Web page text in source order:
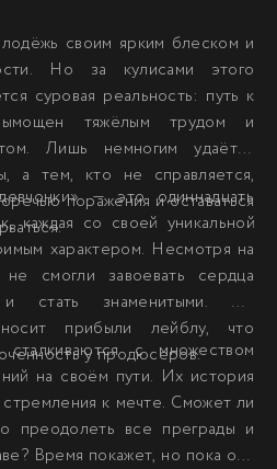
своим ярким блеском и
Но за кулисами этого
суровая реальность: путь к
тяжёлым трудом и
Лишь немногим удаётся
а тем, кто не справляется,
поражения и оставаться
— это одиннадцать
каждая со своей уникальной
характером. Несмотря на
смогли завоевать сердца
стать знаменитыми. Их
прибыли лейблу, что
у продюсеров.
с множеством
на своём пути. Их история
к мечте. Сможет ли
преодолеть все преграды и
Время покажет, но пока они